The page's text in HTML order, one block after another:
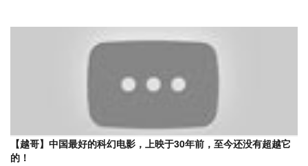
【越哥】中国最好的科幻电影，上映于30年前，至今还没有超越它
的！